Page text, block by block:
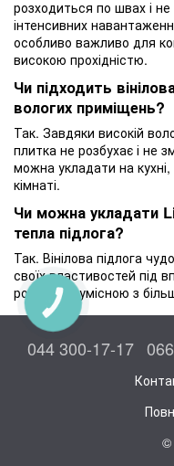
розходиться по швах і
інтенсивних
особливо важливо для
високою прохідністю.
Чи підходить
вологих приміщень?
Так. Завдяки високій
плитка не розбухає і не
можна укладати на кухні,
кімнаті.
Чи можна укладати
тепла підлога?
Так. Вінілова підлога
своїх властивостей під
робить її сумісною з
044 300-17-17
©
КНОПКА
ЗВ'ЯЗКУ